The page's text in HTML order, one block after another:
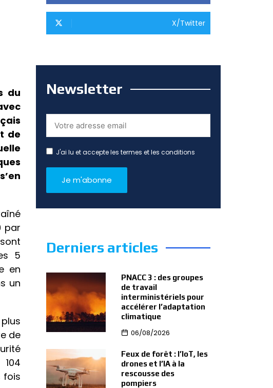
du
de
par
5
en
un
de
fois
X/Twitter
Newsletter
J'ai lu et accepte les termes et les conditions
Derniers articles
PNACC 3 : des groupes
de travail
interministériels pour
accélérer l’adaptation
climatique
06/08/2026
Feux de forêt : l’IoT, les
drones et l’IA à la
rescousse des
pompiers